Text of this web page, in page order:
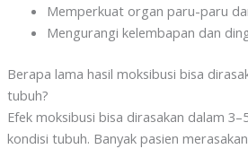
Memperkuat organ paru-paru
Mengurangi kelembapan dan
Berapa lama hasil moksibusi bisa
tubuh?
Efek moksibusi bisa dirasakan dalam
kondisi tubuh. Banyak pasien